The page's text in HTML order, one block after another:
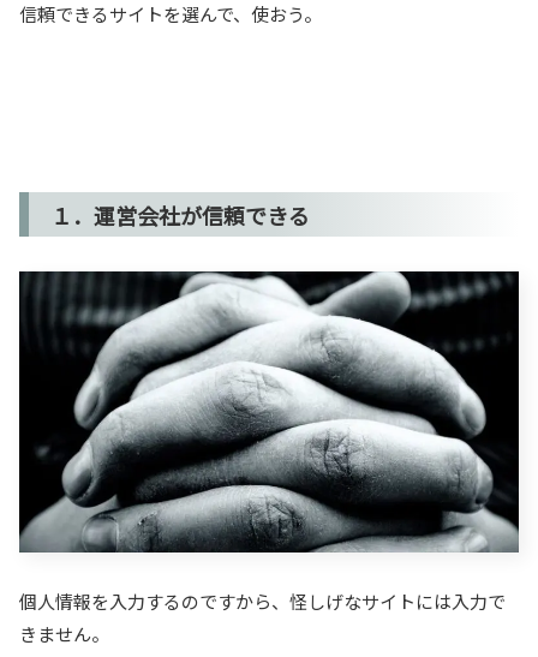
信頼できるサイトを選んで、使おう。
１．運営会社が信頼できる
個人情報を入力するのですから、怪しげなサイトには入力で
きません。